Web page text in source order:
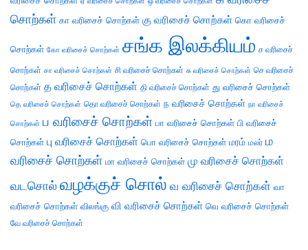
சொற்கள் கா வரிசைச் சொற்கள் கு வரிசைச் சொற்கள் கொ வரிசைச்
சொற்கள் கோ வரிசைச் சொற்கள் சங்க இலக்கியம் ச வரிசைச்
சொற்கள் சா வரிசைச் சொற்கள் சி வரிசைச் சொற்கள் சு வரிசைச் சொற்கள் செ வரிசைச்
சொற்கள் த வரிசைச் சொற்கள் தி வரிசைச் சொற்கள் து வரிசைச் சொற்கள்
தெ வரிசைச் சொற்கள் தொ வரிசைச் சொற்கள் ந வரிசைச் சொற்கள் நா வரிசைச்
சொற்கள் ப வரிசைச் சொற்கள் பா வரிசைச் சொற்கள் பி வரிசைச்
சொற்கள் பு வரிசைச் சொற்கள் பொ வரிசைச் சொற்கள் மரம் மலர் ம
வரிசைச் சொற்கள் மா வரிசைச் சொற்கள் மு வரிசைச் சொற்கள்
வடசொல் வழக்குச் சொல் வ வரிசைச் சொற்கள் வா
வரிசைச் சொற்கள் விலங்கு வி வரிசைச் சொற்கள் வெ வரிசைச் சொற்கள்
வே வரிசைச் சொற்கள்